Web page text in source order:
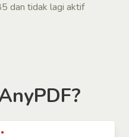
dan tidak lagi aktif